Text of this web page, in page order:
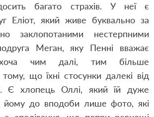
багато страхів. У неї є
Еліот, який живе буквально за
заклопотаними нестерпними
Меган, яку Пенні вважає
чим далі, тим більше
що їхні стосунки далекі від
Є хлопець Оллі, який їй дуже
йому до вподоби лише фото, які